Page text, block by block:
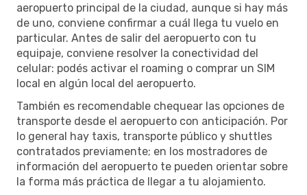
aeropuerto principal de la ciudad, aunque si hay más
de uno, conviene confirmar a cuál llega tu vuelo en
particular. Antes de salir del aeropuerto con tu
equipaje, conviene resolver la conectividad del
celular: podés activar el roaming o comprar un SIM
local en algún local del aeropuerto.
También es recomendable chequear las opciones de
transporte desde el aeropuerto con anticipación. Por
lo general hay taxis, transporte público y shuttles
contratados previamente; en los mostradores de
información del aeropuerto te pueden orientar sobre
la forma más práctica de llegar a tu alojamiento.